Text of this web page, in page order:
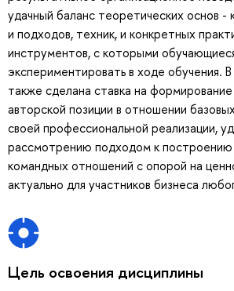
удачный баланс теоретических основ
и подходов, техник, и конкретных
инструментов, с которыми
экспериментировать в ходе обучения.
также сделана ставка на
авторской позиции в отношении
своей профессиональной реализации,
рассмотрению подходом к
командных отношений с опорой на
актуально для участников бизнеса
Цель освоения дисциплины